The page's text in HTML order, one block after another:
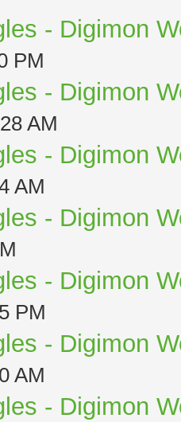
- Digimon
PM
- Digimon
AM
- Digimon
AM
- Digimon
- Digimon
PM
- Digimon
AM
- Digimon